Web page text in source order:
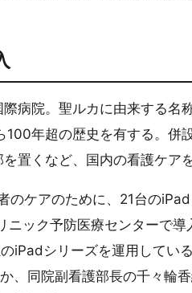
病院。聖ルカに由来する名
年超の歴史を有する。併
置くなど、国内の看護ケア
ケアのために、21台のiPad
ック予防医療センターで
iPadシリーズを運用してい
、同院副看護部長の千々輪